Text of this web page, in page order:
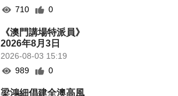
710
0
《澳門講場特派員》
2026年8月3日
2026-08-03 15:19
989
0
梁鴻細倡建全澳高風